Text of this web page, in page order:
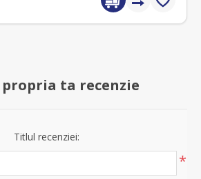
ta recenzie
Titlul recenziei:
*